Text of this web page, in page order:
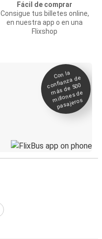
Fácil de comprar
Consigue tus billetes online,
en nuestra app o en una
Flixshop
Con la
confianza de
más de 500
millones de
pasajeros